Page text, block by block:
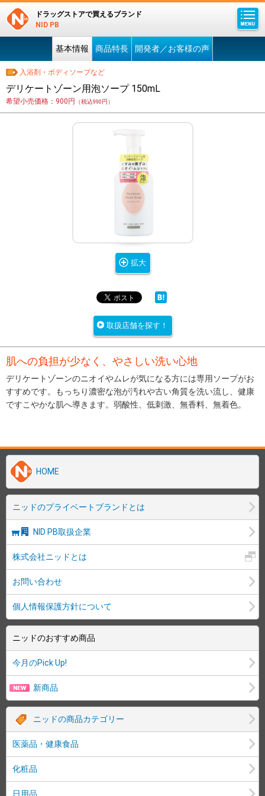
ドラッグストアで買えるブランド
NID PB
基本情報 商品特長 開発者／お客様の声
入浴剤・ボディソープなど
デリケートゾーン用泡ソープ 150mL
希望小売価格：900円 （税込990円）
拡大
取扱店舗を探す！
肌への負担が少なく、やさしい洗い心地
デリケートゾーンのニオイやムレが気になる方には専用ソープがお
すすめです。もっちり濃密な泡が汚れや古い角質を洗い流し、健康
ですこやかな肌へ導きます。弱酸性、低刺激、無香料、無着色。
HOME
ニッドのプライベートブランドとは
NID PB取扱企業
株式会社ニッドとは
お問い合わせ
個人情報保護方針について
ニッドのおすすめ商品
今月のPick Up!
新商品
ニッドの商品カテゴリー
医薬品・健康食品
化粧品
日用品